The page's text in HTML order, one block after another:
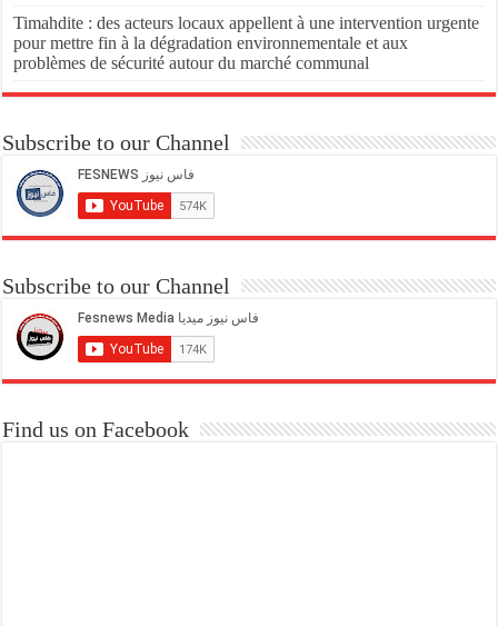
Timahdite : des acteurs locaux appellent à une intervention urgente
pour mettre fin à la dégradation environnementale et aux
problèmes de sécurité autour du marché communal
Subscribe to our Channel
Subscribe to our Channel
Find us on Facebook